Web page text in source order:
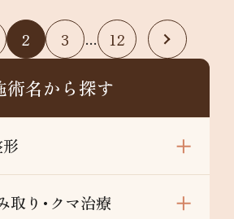
2 3 … 12
術名から探す
取り･クマ治療